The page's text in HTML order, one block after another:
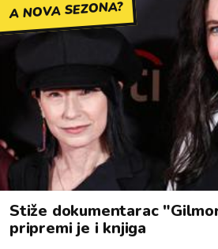
A NOVA SEZONA?
Stiže dokumentarac
pripremi je i knjiga